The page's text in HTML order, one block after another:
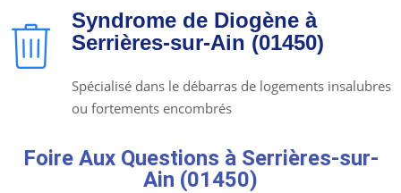
Syndrome de Diogène à
Serrières-sur-Ain (01450)
Spécialisé dans le débarras de logements insalubres
ou fortements encombrés
Foire Aux Questions à Serrières-sur-
Ain (01450)